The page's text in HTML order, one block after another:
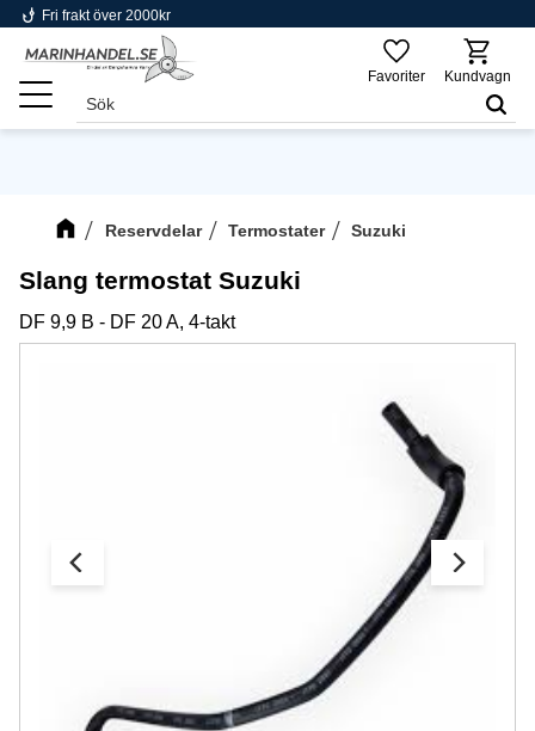
Meny
phishing Fri frakt över 2000kr
Favoriter Kundvagn
Reservdelar Termostater Suzuki
Slang termostat Suzuki
DF 9,9 B - DF 20 A, 4-takt